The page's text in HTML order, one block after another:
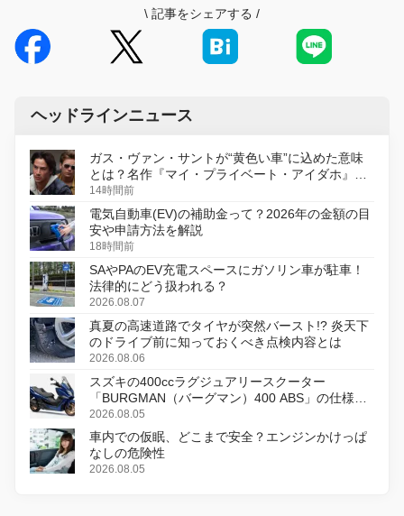
\ 記事をシェアする /
ヘッドラインニュース
ガス・ヴァン・サントが“黄色い車”に込めた意味
とは？名作『マイ・プライベート・アイダホ』が
初のデジタルリマスター版で復活
14時間前
電気自動車(EV)の補助金って？2026年の金額の目
安や申請方法を解説
18時間前
SAやPAのEV充電スペースにガソリン車が駐車！
法律的にどう扱われる？
2026.08.07
真夏の高速道路でタイヤが突然バースト!? 炎天下
のドライブ前に知っておくべき点検内容とは
2026.08.06
スズキの400ccラグジュアリースクーター
「BURGMAN（バーグマン）400 ABS」の仕様を
変更し、8月18日に発売
2026.08.05
車内での仮眠、どこまで安全？エンジンかけっぱ
なしの危険性
2026.08.05